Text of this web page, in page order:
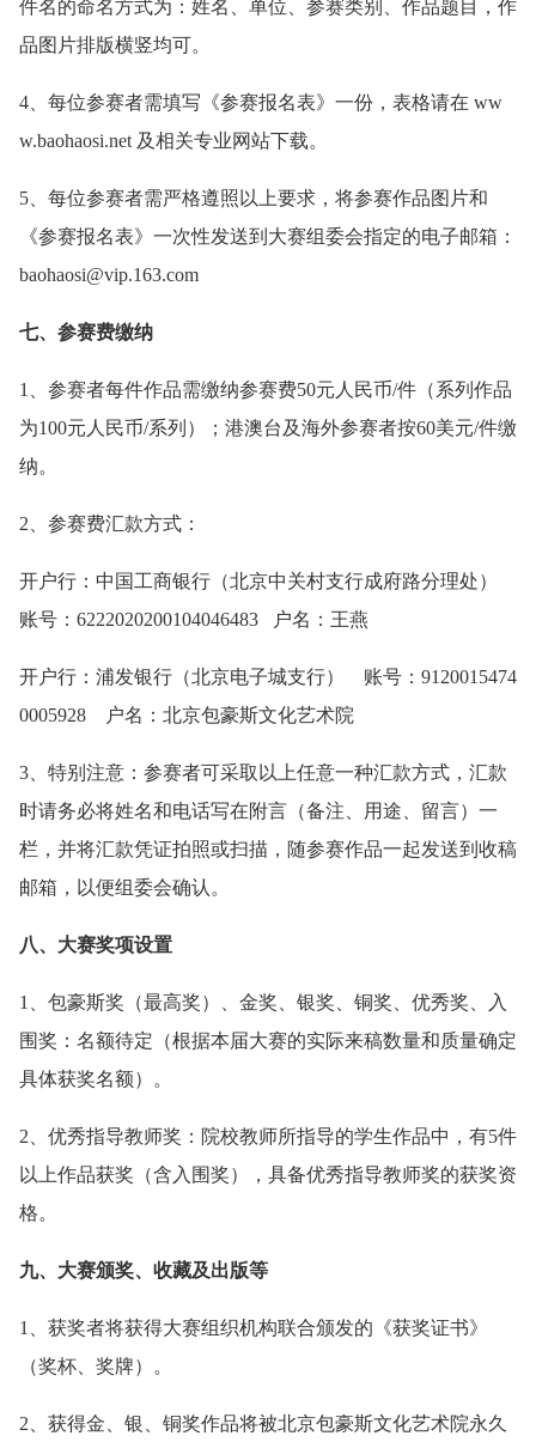
件名的命名方式为：姓名、单位、参赛类别、作品题目，作
品图片排版横竖均可。
4、每位参赛者需填写《参赛报名表》一份，表格请在 ww
w.baohaosi.net 及相关专业网站下载。
5、每位参赛者需严格遵照以上要求，将参赛作品图片和
《参赛报名表》一次性发送到大赛组委会指定的电子邮箱：
baohaosi@vip.163.com
七、参赛费缴纳
1、参赛者每件作品需缴纳参赛费50元人民币/件（系列作品
为100元人民币/系列）；港澳台及海外参赛者按60美元/件缴
纳。
2、参赛费汇款方式：
开户行：中国工商银行（北京中关村支行成府路分理处）
账号：6222020200104046483 户名：王燕
开户行：浦发银行（北京电子城支行） 账号：9120015474
0005928 户名：北京包豪斯文化艺术院
3、特别注意：参赛者可采取以上任意一种汇款方式，汇款
时请务必将姓名和电话写在附言（备注、用途、留言）一
栏，并将汇款凭证拍照或扫描，随参赛作品一起发送到收稿
邮箱，以便组委会确认。
八、大赛奖项设置
1、包豪斯奖（最高奖）、金奖、银奖、铜奖、优秀奖、入
围奖：名额待定（根据本届大赛的实际来稿数量和质量确定
具体获奖名额）。
2、优秀指导教师奖：院校教师所指导的学生作品中，有5件
以上作品获奖（含入围奖），具备优秀指导教师奖的获奖资
格。
九、大赛颁奖、收藏及出版等
1、获奖者将获得大赛组织机构联合颁发的《获奖证书》
（奖杯、奖牌）。
2、获得金、银、铜奖作品将被北京包豪斯文化艺术院永久